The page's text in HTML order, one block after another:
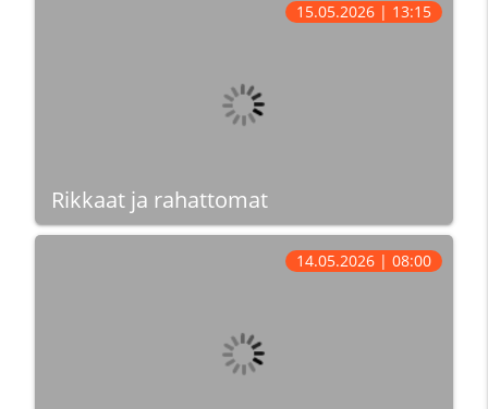
Rikkaat ja rahattomat
15.05.2026 | 13:15
14.05.2026 | 08:00